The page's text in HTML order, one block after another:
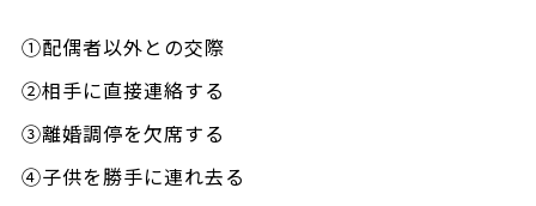
①配偶者以外との交際
②相手に直接連絡する
③離婚調停を欠席する
④子供を勝手に連れ去る